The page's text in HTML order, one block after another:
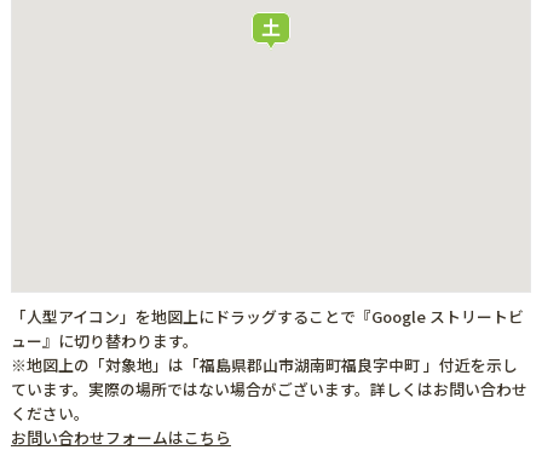
「人型アイコン」を地図上にドラッグすることで『Google ストリートビ
ュー』に切り替わります。
※地図上の「対象地」は「福島県郡山市湖南町福良字中町 」付近を示し
ています。実際の場所ではない場合がございます。詳しくはお問い合わせ
ください。
お問い合わせフォームはこちら